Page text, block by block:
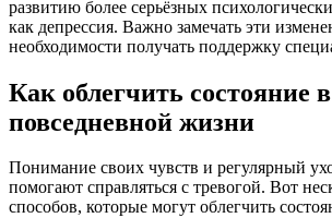
развитию более серьёзных
как депрессия. Важно замечать эти
необходимости получать поддержку
Как облегчить состояние в
повседневной жизни
Понимание своих чувств и регулярный
помогают справляться с тревогой. Вот
способов, которые могут облегчить